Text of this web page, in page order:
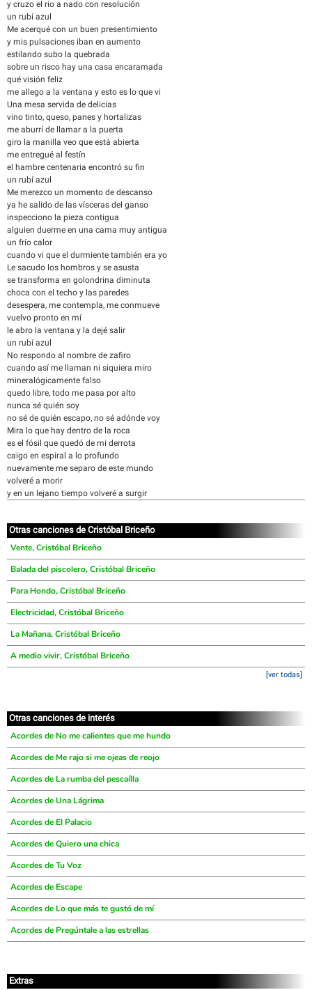
y cruzo el río a nado con resolución
un rubí azul
Me acerqué con un buen presentimiento
y mis pulsaciones iban en aumento
estilando subo la quebrada
sobre un risco hay una casa encaramada
qué visión feliz
me allego a la ventana y esto es lo que vi
Una mesa servida de delicias
vino tinto, queso, panes y hortalizas
me aburrí de llamar a la puerta
giro la manilla veo que está abierta
me entregué al festín
el hambre centenaria encontró su fin
un rubí azul
Me merezco un momento de descanso
ya he salido de las vísceras del ganso
inspecciono la pieza contigua
alguien duerme en una cama muy antigua
un frío calor
cuando vi que el durmiente también era yo
Le sacudo los hombros y se asusta
se transforma en golondrina diminuta
choca con el techo y las paredes
desespera, me contempla, me conmueve
vuelvo pronto en mí
le abro la ventana y la dejé salir
un rubí azul
No respondo al nombre de zafiro
cuando así me llaman ni siquiera miro
mineralógicamente falso
quedo libre, todo me pasa por alto
nunca sé quién soy
no sé de quién escapo, no sé adónde voy
Mira lo que hay dentro de la roca
es el fósil que quedó de mi derrota
caigo en espiral a lo profundo
nuevamente me separo de este mundo
volveré a morir
y en un lejano tiempo volveré a surgir
Otras canciones de Cristóbal Briceño
Vente, Cristóbal Briceño
Balada del piscolero, Cristóbal Briceño
Para Hondo, Cristóbal Briceño
Electricidad, Cristóbal Briceño
La Mañana, Cristóbal Briceño
A medio vivir, Cristóbal Briceño
[ver todas]
Otras canciones de interés
Acordes de No me calientes que me hundo
Acordes de Me rajo si me ojeas de reojo
Acordes de La rumba del pescaílla
Acordes de Una Lágrima
Acordes de El Palacio
Acordes de Quiero una chica
Acordes de Tu Voz
Acordes de Escape
Acordes de Lo que más te gustó de mí
Acordes de Pregúntale a las estrellas
Extras